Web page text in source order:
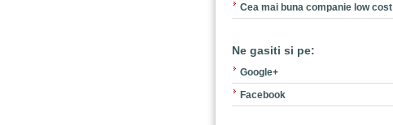
Cea mai buna companie low cost
Ne gasiti si pe:
Google+
Facebook